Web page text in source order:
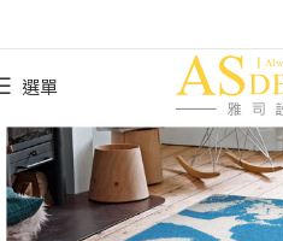
選單